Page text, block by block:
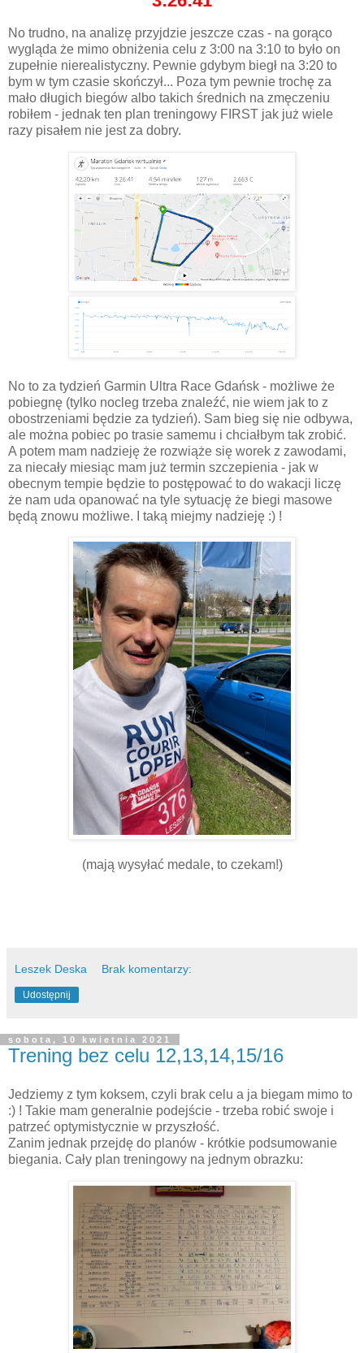
No trudno, na analizę przyjdzie jeszcze czas - na gorąco
wygląda że mimo obniżenia celu z 3:00 na 3:10 to było on
zupełnie nierealistyczny. Pewnie gdybym biegł na 3:20 to
bym w tym czasie skończył... Poza tym pewnie trochę za
mało długich biegów albo takich średnich na zmęczeniu
robiłem - jednak ten plan treningowy FIRST jak już wiele
razy pisałem nie jest za dobry.
No to za tydzień Garmin Ultra Race Gdańsk - możliwe że
pobiegnę (tylko nocleg trzeba znaleźć, nie wiem jak to z
obostrzeniami będzie za tydzień). Sam bieg się nie odbywa,
ale można pobiec po trasie samemu i chciałbym tak zrobić.
A potem mam nadzieję że rozwiąże się worek z zawodami,
za niecały miesiąc mam już termin szczepienia - jak w
obecnym tempie będzie to postępować to do wakacji liczę
że nam uda opanować na tyle sytuację że biegi masowe
będą znowu możliwe. I taką miejmy nadzieję :) !
(mają wysyłać medale, to czekam!)
Leszek Deska Brak komentarzy:
Udostępnij
sobota, 10 kwietnia 2021
Trening bez celu 12,13,14,15/16
Jedziemy z tym koksem, czyli brak celu a ja biegam mimo to
:) ! Takie mam generalnie podejście - trzeba robić swoje i
patrzeć optymistycznie w przyszłość.
Zanim jednak przejdę do planów - krótkie podsumowanie
biegania. Cały plan treningowy na jednym obrazku: